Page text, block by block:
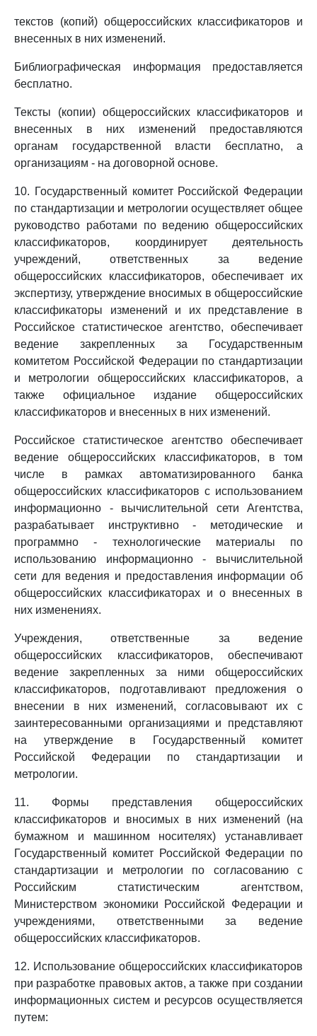
текстов (копий) общероссийских классификаторов и
внесенных в них изменений.
Библиографическая информация предоставляется
бесплатно.
Тексты (копии) общероссийских классификаторов и
внесенных в них изменений предоставляются
органам государственной власти бесплатно, а
организациям - на договорной основе.
10. Государственный комитет Российской Федерации
по стандартизации и метрологии осуществляет общее
руководство работами по ведению общероссийских
классификаторов, координирует деятельность
учреждений, ответственных за ведение
общероссийских классификаторов, обеспечивает их
экспертизу, утверждение вносимых в общероссийские
классификаторы изменений и их представление в
Российское статистическое агентство, обеспечивает
ведение закрепленных за Государственным
комитетом Российской Федерации по стандартизации
и метрологии общероссийских классификаторов, а
также официальное издание общероссийских
классификаторов и внесенных в них изменений.
Российское статистическое агентство обеспечивает
ведение общероссийских классификаторов, в том
числе в рамках автоматизированного банка
общероссийских классификаторов с использованием
информационно - вычислительной сети Агентства,
разрабатывает инструктивно - методические и
программно - технологические материалы по
использованию информационно - вычислительной
сети для ведения и предоставления информации об
общероссийских классификаторах и о внесенных в
них изменениях.
Учреждения, ответственные за ведение
общероссийских классификаторов, обеспечивают
ведение закрепленных за ними общероссийских
классификаторов, подготавливают предложения о
внесении в них изменений, согласовывают их с
заинтересованными организациями и представляют
на утверждение в Государственный комитет
Российской Федерации по стандартизации и
метрологии.
11. Формы представления общероссийских
классификаторов и вносимых в них изменений (на
бумажном и машинном носителях) устанавливает
Государственный комитет Российской Федерации по
стандартизации и метрологии по согласованию с
Российским статистическим агентством,
Министерством экономики Российской Федерации и
учреждениями, ответственными за ведение
общероссийских классификаторов.
12. Использование общероссийских классификаторов
при разработке правовых актов, а также при создании
информационных систем и ресурсов осуществляется
путем: